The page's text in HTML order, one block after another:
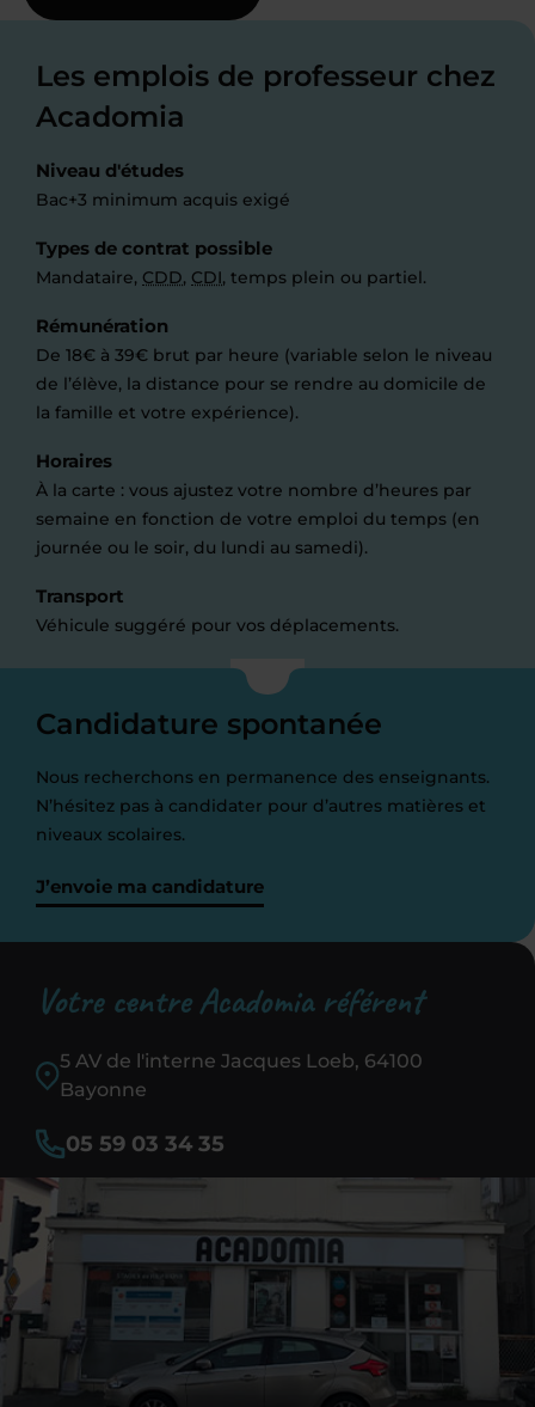
Les emplois de professeur chez
Acadomia
Niveau d'études
Bac+3 minimum acquis exigé
Types de contrat possible
Mandataire, CDD, CDI, temps plein ou partiel.
Rémunération
De 18€ à 39€ brut par heure (variable selon le niveau
de l’élève, la distance pour se rendre au domicile de
la famille et votre expérience).
Horaires
À la carte : vous ajustez votre nombre d’heures par
semaine en fonction de votre emploi du temps (en
journée ou le soir, du lundi au samedi).
Transport
Véhicule suggéré pour vos déplacements.
Candidature spontanée
Nous recherchons en permanence des enseignants.
N’hésitez pas à candidater pour d’autres matières et
niveaux scolaires.
J’envoie ma candidature
Votre centre Acadomia référent
5 AV de l'interne Jacques Loeb, 64100
Bayonne
05 59 03 34 35